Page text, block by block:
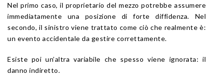
Nel primo caso, il proprietario del mezzo potrebbe assumere
immediatamente una posizione di forte diffidenza. Nel
secondo, il sinistro viene trattato come ciò che realmente è:
un evento accidentale da gestire correttamente.
Esiste poi un’altra variabile che spesso viene ignorata: il
danno indiretto.